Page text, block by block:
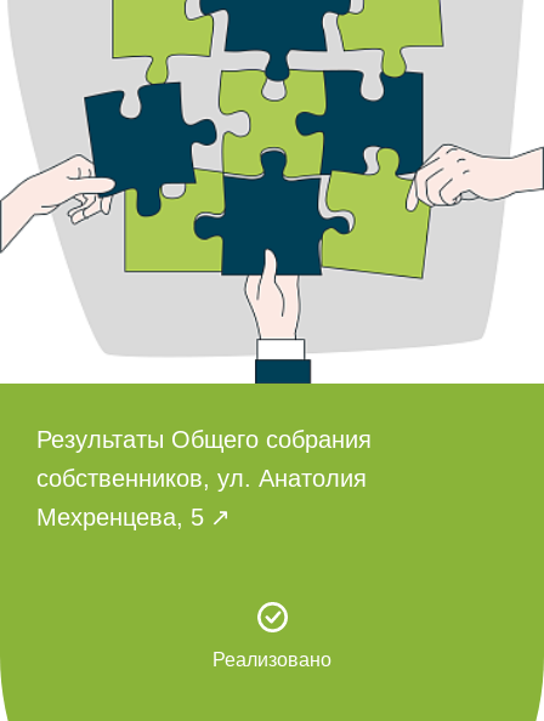
Результаты Общего собрания
собственников, ул. Анатолия
Мехренцева, 5
Реализовано